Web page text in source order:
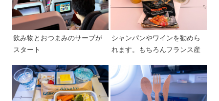
飲み物とおつまみのサーブが
スタート
シャンパンやワインを勧めら
れます。もちろんフランス産